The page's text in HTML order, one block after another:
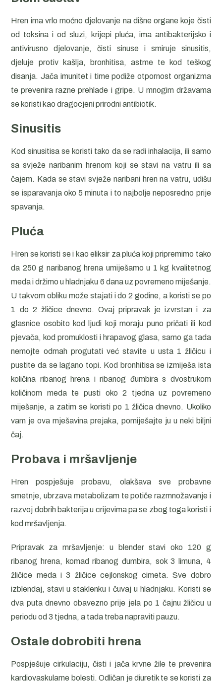
Hren ima vrlo moćno djelovanje na dišne organe koje čisti
od toksina i od sluzi, krijepi pluća, ima antibakterijsko i
antivirusno djelovanje, čisti sinuse i smiruje sinusitis,
djeluje protiv kašlja, bronhitisa, astme te kod teškog
disanja. Jača imunitet i time podiže otpornost organizma
te prevenira razne prehlade i gripe. U mnogim državama
se koristi kao dragocjeni prirodni antibiotik.
Sinusitis
Kod sinusitisa se koristi tako da se radi inhalacija, ili samo
sa svježe naribanim hrenom koji se stavi na vatru ili sa
čajem. Kada se stavi svježe naribani hren na vatru, udišu
se isparavanja oko 5 minuta i to najbolje neposredno prije
spavanja.
Pluća
Hren se koristi se i kao eliksir za pluća koji pripremimo tako
da 250 g naribanog hrena umiješamo u 1 kg kvalitetnog
meda i držimo u hladnjaku 6 dana uz povremeno miješanje.
U takvom obliku može stajati i do 2 godine, a koristi se po
1 do 2 žličice dnevno. Ovaj pripravak je izvrstan i za
glasnice osobito kod ljudi koji moraju puno pričati ili kod
pjevača, kod promuklosti i hrapavog glasa, samo ga tada
nemojte odmah progutati već stavite u usta 1 žličicu i
pustite da se lagano topi. Kod bronhitisa se izmiješa ista
količina ribanog hrena i ribanog đumbira s dvostrukom
količinom meda te pusti oko 2 tjedna uz povremeno
miješanje, a zatim se koristi po 1 žličica dnevno. Ukoliko
vam je ova mješavina prejaka, pomiješajte ju u neki biljni
čaj.
Probava i mršavljenje
Hren pospješuje probavu, olakšava sve probavne
smetnje, ubrzava metabolizam te potiče razmnožavanje i
razvoj dobrih bakterija u crijevima pa se zbog toga koristi i
kod mršavljenja.
Pripravak za mršavljenje: u blender stavi oko 120 g
ribanog hrena, komad ribanog đumbira, sok 3 limuna, 4
žličice meda i 3 žličice cejlonskog cimeta. Sve dobro
izblendaj, stavi u staklenku i čuvaj u hladnjaku. Koristi se
dva puta dnevno obavezno prije jela po 1 čajnu žličicu u
periodu od 3 tjedna, a tada treba napraviti pauzu.
Ostale dobrobiti hrena
Pospješuje cirkulaciju, čisti i jača krvne žile te prevenira
kardiovaskularne bolesti. Odličan je diuretik te se koristi za